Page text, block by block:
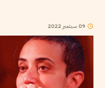
09سبتمبر 2022